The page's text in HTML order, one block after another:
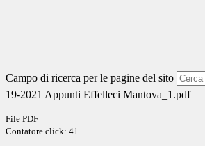
Campo di ricerca per le pagine del sito
19-2021 Appunti Effelleci Mantova_1.pdf
File PDF
Contatore click: 41